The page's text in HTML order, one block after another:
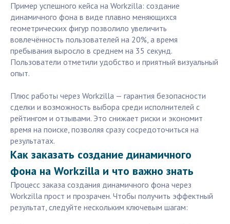
Пример успешного кейса на Workzilla: создание
динамичного фона в виде плавно меняющихся
геометрических фигур позволило увеличить
вовлечённость пользователей на 20%, а время
пребывания выросло в среднем на 35 секунд.
Пользователи отметили удобство и приятный визуальный
опыт.
Плюс работы через Workzilla — гарантия безопасности
сделки и возможность выбора среди исполнителей с
рейтингом и отзывами. Это снижает риски и экономит
время на поиске, позволяя сразу сосредоточиться на
результатах.
Как заказать создание динамичного
фона на Workzilla и что важно знать
Процесс заказа создания динамичного фона через
Workzilla прост и прозрачен. Чтобы получить эффектный
результат, следуйте нескольким ключевым шагам: